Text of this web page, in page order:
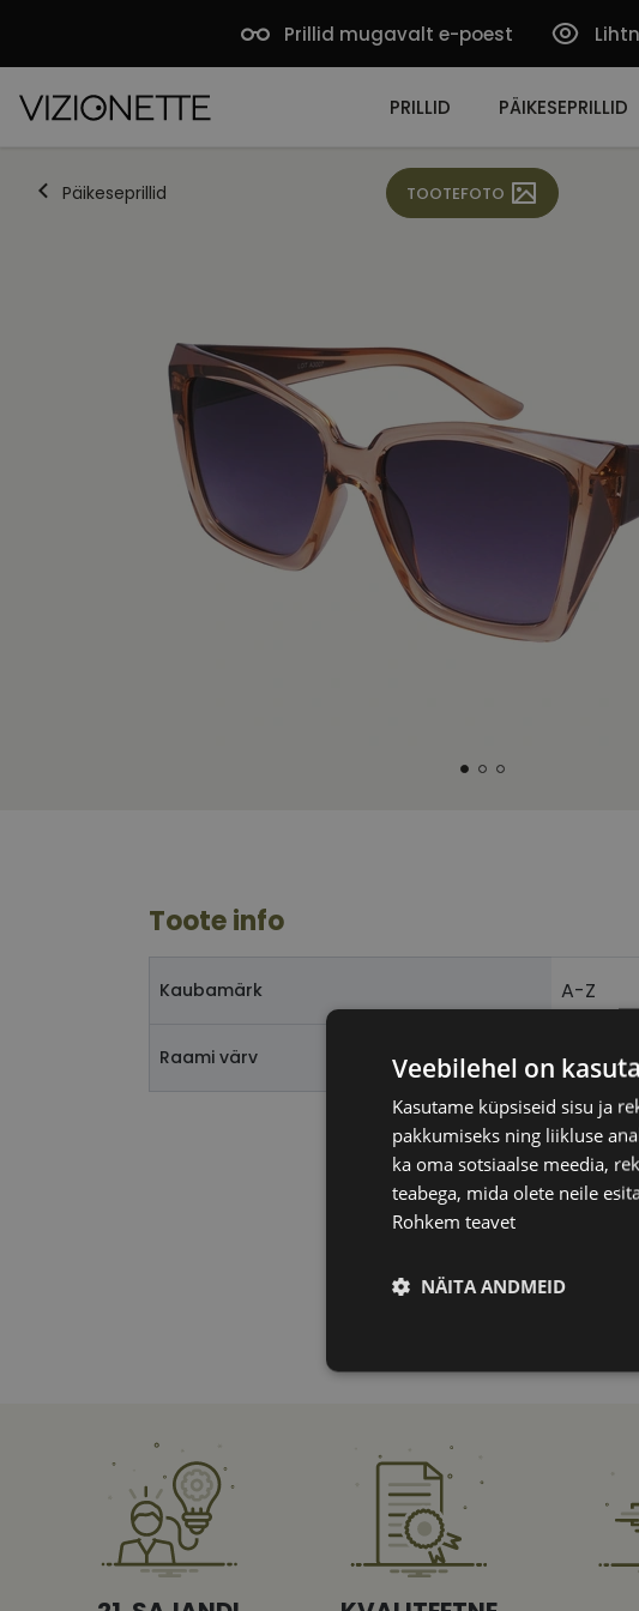
Prillid mugavalt e-poest
PRILLID PÄIKESEPRILLID
Päikeseprillid TOOTEFOTO
Toote info
Kaubamärk A-Z
Raami värv cry/brn
Veebilehel on
Kasutame küpsiseid sisu ja
pakkumiseks ning liikluse
ka oma sotsiaalse meedia,
teabega, mida olete neile
Rohkem teavet
NÄITA ANDMEID
Vajalikud küpsised aitavad